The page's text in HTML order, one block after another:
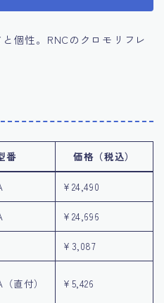
個性。RNCのクロモリフレ
番 価格（税込）
¥24,490
¥24,696
¥3,087
直付） ¥5,426